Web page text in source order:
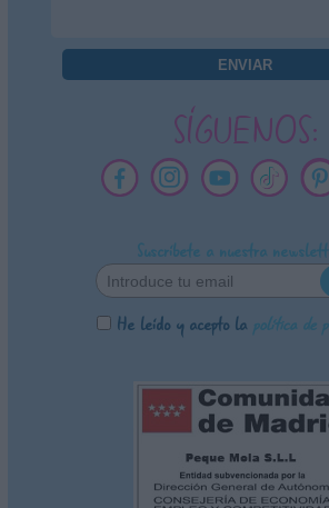
SÍGUENOS:
Suscríbete a nuestra
He leído y acepto la política de